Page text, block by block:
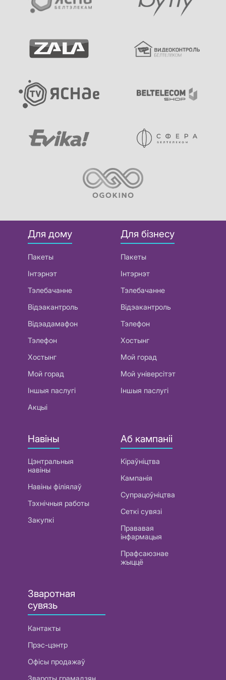
Для дому
Пакеты
Інтэрнэт
Тэлебачанне
Відэакантроль
Відэадамафон
Тэлефон
Хостынг
Мой горад
Іншыя паслугі
Акцыі
Для бізнесу
Пакеты
Інтэрнэт
Тэлебачанне
Відэакантроль
Тэлефон
Хостынг
Мой горад
Мой універсітэт
Іншыя паслугі
Навіны
Цэнтральныя
навіны
Навіны філіялаў
Тэхнічныя работы
Закупкі
Аб кампаніі
Кіраўніцтва
Кампанія
Супрацоўніцтва
Сеткі сувязі
Прававая
інфармацыя
Прафсаюзнае
жыццё
Зваротная
сувязь
Кантакты
Прэс-цэнтр
Офісы продажаў
Звароты грамадзян